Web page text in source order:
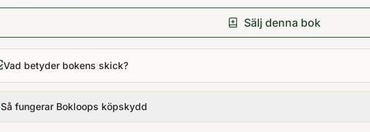
Sälj denna bok
Vad betyder bokens skick?
Så fungerar Bokloops köpskydd